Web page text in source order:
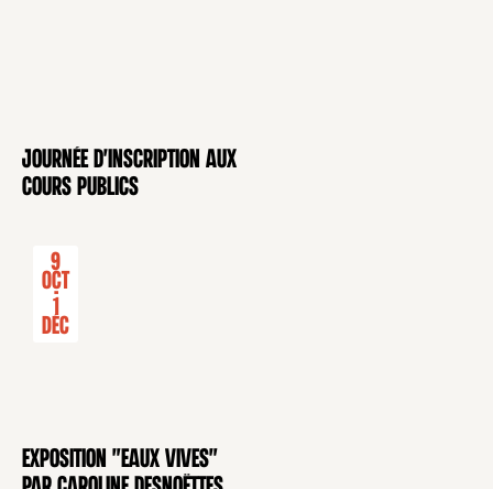
CONFÉRENCE
Journée d'inscription aux
cours publics
EXPOSITION
9
Oct
-
1
Déc
Exposition "Eaux Vives"